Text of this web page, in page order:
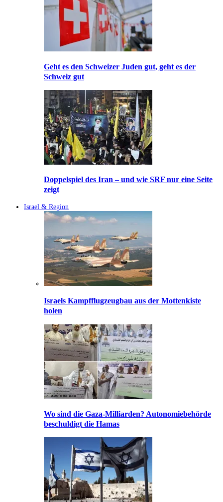
Geht es den Schweizer Juden gut, geht es der
Schweiz gut
Doppelspiel des Iran – und wie SRF nur eine Seite
zeigt
Israel & Region
Israels Kampfflugzeugbau aus der Mottenkiste
holen
Wo sind die Gaza-Milliarden? Autonomiebehörde
beschuldigt die Hamas